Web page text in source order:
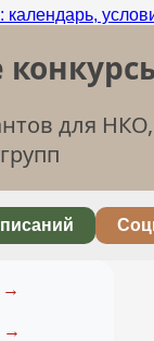
для
→
→